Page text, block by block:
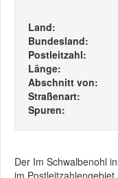
Land:
Bundesland:
Postleitzahl:
Länge:
Abschnitt von:
Straßenart:
Spuren:
Der Im Schwalbenohl
im